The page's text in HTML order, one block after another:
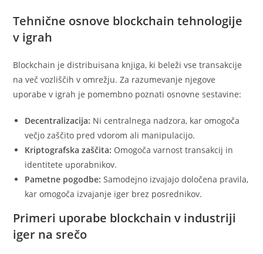
Tehnične osnove blockchain tehnologije
v igrah
Blockchain je distribuisana knjiga, ki beleži vse transakcije
na več vozliščih v omrežju. Za razumevanje njegove
uporabe v igrah je pomembno poznati osnovne sestavine:
Decentralizacija: Ni centralnega nadzora, kar omogoča
večjo zaščito pred vdorom ali manipulacijo.
Kriptografska zaščita: Omogoča varnost transakcij in
identitete uporabnikov.
Pametne pogodbe: Samodejno izvajajo določena pravila,
kar omogoča izvajanje iger brez posrednikov.
Primeri uporabe blockchain v industriji
iger na srečo